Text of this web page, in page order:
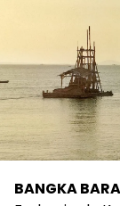
BANGKA